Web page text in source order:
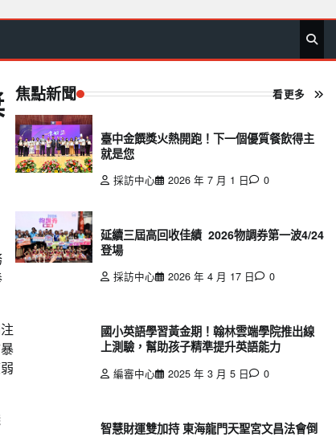
首 要 娛 生 社 文 公 運 旅 政 地
方
專
欄
焦點新聞 看更多
臺中金饌獎火熱開跑！下一個優質餐飲得主
就是您
採訪中心 2026 年 7 月 1 日 0
延續三屆高回收佳績 2026物調券第一波4/24
登場
採訪中心 2026 年 4 月 17 日 0
國小英語學習黃金期！翰林雲端學院推出線
上測驗，幫助孩子精準提升英語能力
編審中心 2025 年 3 月 5 日 0
智慧財運雙加持 東海龍門天聖宮文昌法會倒